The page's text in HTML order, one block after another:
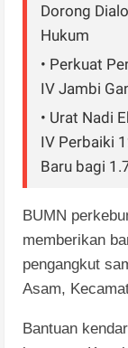
Dorong
Hukum
• Perkuat
IV Jambi
• Urat Nadi
IV Perbaiki
Baru bagi
BUMN
memberikan
pengangkut
Asam,
Bantuan